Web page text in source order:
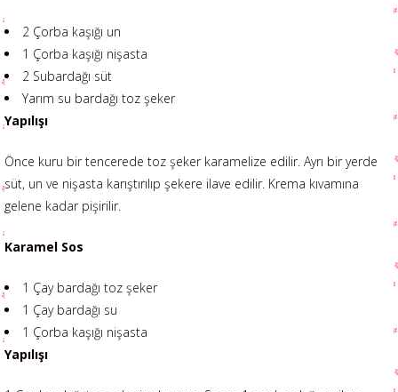
2 Çorba kaşığı un
1 Çorba kaşığı nişasta
2 Subardağı süt
Yarım su bardağı toz şeker
Yapılışı
Önce kuru bir tencerede toz şeker karamelize edilir. Ayrı bir yerde
süt, un ve nişasta karıştırılıp şekere ilave edilir. Krema kıvamına
gelene kadar pişirilir.
Karamel Sos
1 Çay bardağı toz şeker
1 Çay bardağı su
1 Çorba kaşığı nişasta
Yapılışı